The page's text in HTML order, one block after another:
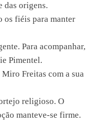
das origens.
os fiéis para manter
Para acompanhar,
Pimentel.
Freitas com a sua
religioso. O
manteve-se firme.